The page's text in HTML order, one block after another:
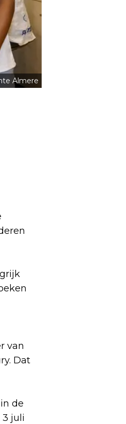
Almere
van
Dat
de
juli